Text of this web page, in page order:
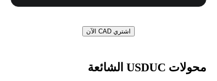
اشتري CAD الآن
محولات USDUC الشائعة